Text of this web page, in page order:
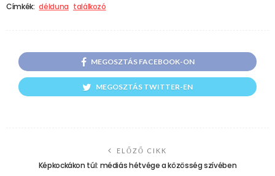
Címkék: délduna találkozó
MEGOSZTÁS FACEBOOK-ON
MEGOSZTÁS TWITTER-EN
ELŐZŐ CIKK
Képkockákon túl: médiás hétvége a közösség szívében